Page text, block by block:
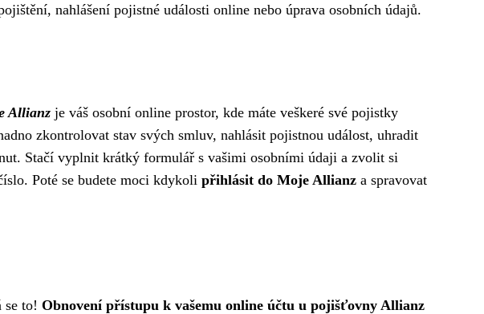
nahlášení pojistné události online nebo úprava osobních údajů.
Allianz je váš osobní online prostor, kde máte veškeré své pojistky
zkontrolovat stav svých smluv, nahlásit pojistnou událost, uhradit
Stačí vyplnit krátký formulář s vašimi osobními údaji a zvolit si
Poté se budete moci kdykoli přihlásit do Moje Allianz a spravovat
se to! Obnovení přístupu k vašemu online účtu u pojišťovny Allianz